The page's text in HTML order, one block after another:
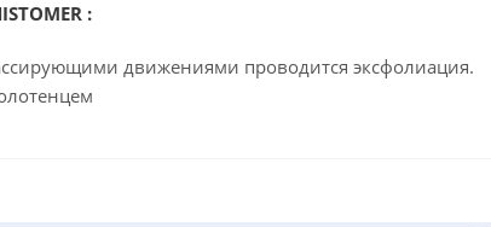
:
движениями проводится эксфолиация.